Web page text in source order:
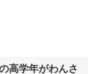
高学年がわんさ